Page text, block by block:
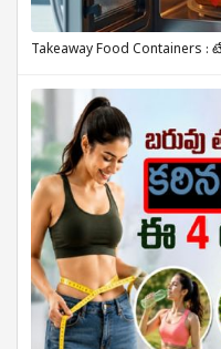
Takeaway Food Containers